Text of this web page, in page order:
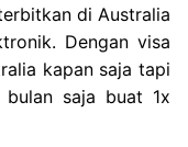
di Australia
Dengan visa
kapan saja tapi
saja buat 1x